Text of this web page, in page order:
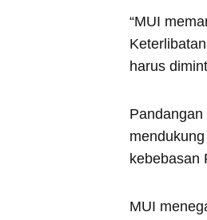
“MUI
harus
kebebasan
MUI